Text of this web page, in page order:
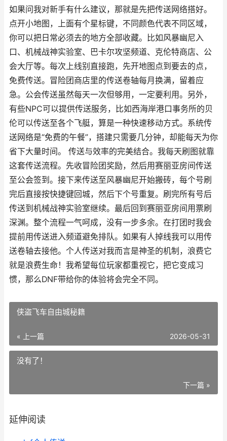
如果问我对新手有什么建议，那就是先把传送网络搭好。
点开小地图，上面有个星标键，不同颜色代表不同区域，
你可以把日常必须去的地方全部收藏。比如风暴幽尼入
口、机械战神实验室、巴卡尔攻坚频道、克伦特商店、公
会大厅等。每次上线别直接跑，先开地图点到要去的点，
免费传送。冒险团商店里的传送卷轴每月换满，留着应
急。公会传送虽然每天一次但够用，一定要利用。另外，
有些NPC可以提供传送服务，比如西海岸港口事务所的贝
伦可以传送至各个飞艇，算是一种快速移动方式。系统传
送网络是“免费的午餐”，搭建只需要几分钟，却能每天为你
省下大量时间。 传送与效率的完美结合。我每天刷图就靠
这套传送流程。先收冒险团奖励，然后用赛丽亚房间传送
至公会签到。接下来传送至风暴幽尼开始搬砖，每个号刷
完后直接按快捷键回城，然后下个号重复。刷完所有号后
传送到机械战神实验室继续。最后回到赛丽亚房间用票刷
深渊。整个流程一气呵成，没有一步多余。在打团时我会
提前用传送进入频道避免排队。如果有人掉线我可以用传
送卷轴去接他。个人传送对我而言是神圣的机制，浪费它
就是浪费生命！我希望每位玩家都重视它，把它变成习
惯，那么DNF带给你的体验将会完全不同。
侠盗飞车自由城秘籍
« 上一篇 2026-05-31
没有了！
下一篇 »
延伸阅读